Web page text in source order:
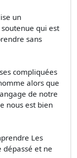
un
qui est
sans
compliquées
alors que
de notre
nous est bien
Les
dépassé et ne